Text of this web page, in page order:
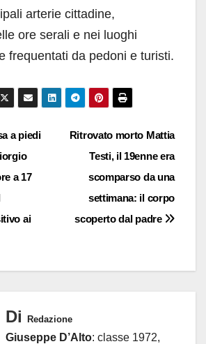
arterie cittadine,
ore serali e nei luoghi
frequentati da pedoni e turisti.
Ritrovato morto Mattia
Testi, il 19enne era
scomparso da una
settimana: il corpo
scoperto dal padre
a piedi
a 17
ai
Di Redazione
Giuseppe D’Alto: classe 1972,